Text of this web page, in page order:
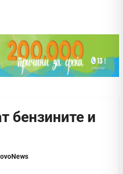
бензините и